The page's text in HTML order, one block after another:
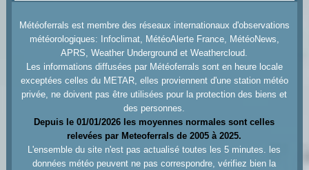
Météoferrals est membre des réseaux internationaux d'observations
météorologiques: Infoclimat, MétéoAlerte France, MétéoNews,
APRS, Weather Underground et Weathercloud.
Les informations diffusées par Météoferrals sont en heure locale
exceptées celles du METAR, elles proviennent d'une station météo
privée, ne doivent pas être utilisées pour la protection des biens et
des personnes.
Depuis le 01/01/2026 les moyennes normales sont celles
relevées par Meteoferrals de 2005 à 2025.
L'ensemble du site n'est pas actualisé toutes les 5 minutes. les
données météo peuvent ne pas correspondre, vérifiez bien la